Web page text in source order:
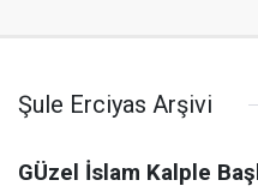
Şule Erciyas Arşivi
GÜzel İslam Kalple